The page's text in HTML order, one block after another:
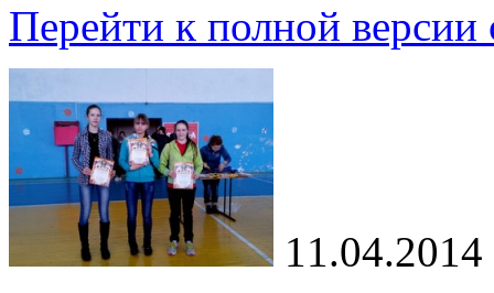
Перейти к полной версии
11.04.2014